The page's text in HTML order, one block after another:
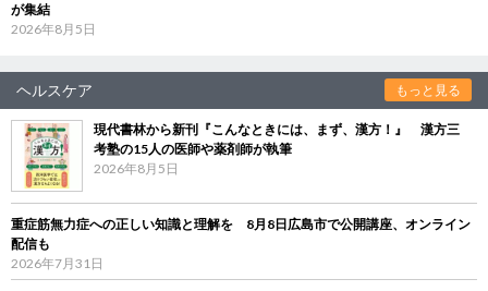
が集結
2026年8月5日
ヘルスケア もっと見る
現代書林から新刊『こんなときには、まず、漢方！』 漢方三
考塾の15人の医師や薬剤師が執筆
2026年8月5日
重症筋無力症への正しい知識と理解を 8月8日広島市で公開講座、オンライン
配信も
2026年7月31日